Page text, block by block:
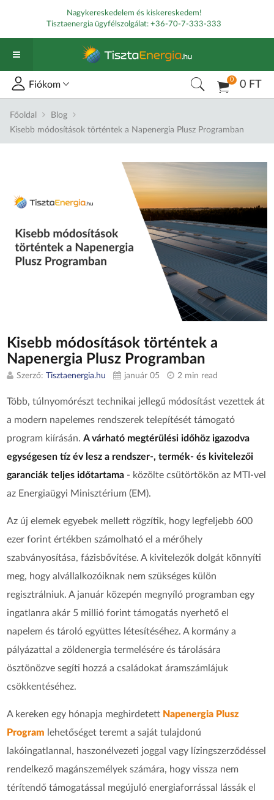
Nagykereskedelem és kiskereskedem!
Tisztaenergia ügyfélszolgálat: +36-70-7-333-333
0 0 FT
Fiókom
Főoldal
Blog
Kisebb módosítások történtek a Napenergia Plusz Programban
Kisebb módosítások történtek a
Napenergia Plusz Programban
Szerző:Tisztaenergia.hu január 05 2 min read
Több, túlnyomórészt technikai jellegű módosítást vezettek át
a modern napelemes rendszerek telepítését támogató
program kiírásán.A várható megtérülési időhöz igazodva
egységesen tíz év lesz a rendszer-, termék- és kivitelezői
garanciák teljes időtartama - közölte csütörtökön az MTI-vel
az Energiaügyi Minisztérium (EM).
Az új elemek egyebek mellett rögzítik, hogy legfeljebb 600
ezer forint értékben számolható el a mérőhely
szabványosítása, fázisbővítése. A kivitelezők dolgát könnyíti
meg, hogy alvállalkozóiknak nem szükséges külön
regisztrálniuk. A január közepén megnyíló programban egy
ingatlanra akár 5 millió forint támogatás nyerhető el
napelem és tároló együttes létesítéséhez. A kormány a
pályázattal a zöldenergia termelésére és tárolására
ösztönözve segíti hozzá a családokat áramszámlájuk
csökkentéséhez.
A kereken egy hónapja meghirdetett Napenergia Plusz
Program lehetőséget teremt a saját tulajdonú
lakóingatlannal, haszonélvezeti joggal vagy lízingszerződéssel
rendelkező magánszemélyek számára, hogy vissza nem
térítendő támogatással megújuló energiaforrással lássák el